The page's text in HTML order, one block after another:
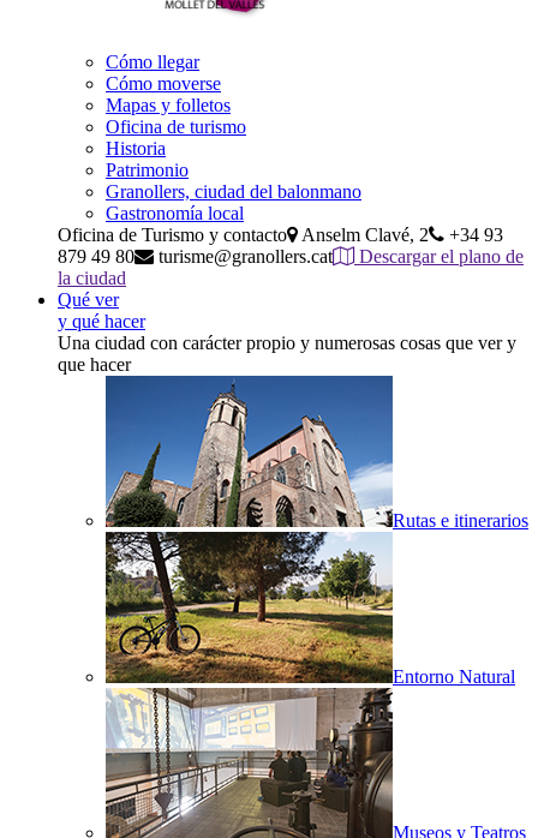
Cómo llegar
Cómo moverse
Mapas y folletos
Oficina de turismo
Historia
Patrimonio
Granollers, ciudad del balonmano
Gastronomía local
Oficina de Turismo y contacto
Anselm Clavé, 2
+34 93
879 49 80
turisme@granollers.cat
Descargar el plano de
la ciudad
Qué ver
y qué hacer
Una ciudad con carácter propio y numerosas cosas que ver y
que hacer
Rutas e itinerarios
Entorno Natural
Museos y Teatros